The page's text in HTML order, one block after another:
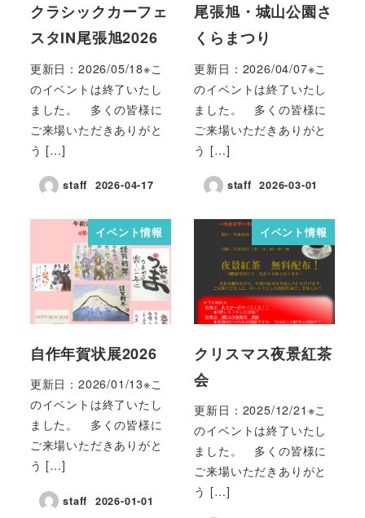
クラシックカーフェ
スタIN尾張旭2026
更新日：2026/05/18※こ
のイベントは終了いたし
ました。 多くの皆様に
ご来場いただきありがと
う […]
staff 2026-04-17
尾張旭・城山公園さ
くらまつり
更新日：2026/04/07※こ
のイベントは終了いたし
ました。 多くの皆様に
ご来場いただきありがと
う […]
staff 2026-03-01
イベント情報
自作年賀状展2026
更新日：2026/01/13※こ
のイベントは終了いたし
ました。 多くの皆様に
ご来場いただきありがと
う […]
staff 2026-01-01
イベント情報
クリスマス夜景紅茶
会
更新日：2025/12/21※こ
のイベントは終了いたし
ました。 多くの皆様に
ご来場いただきありがと
う […]